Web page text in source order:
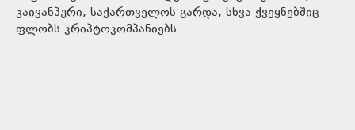
კაივანპური, საქართველოს გარდა, სხვა ქვეყნებშიც
ფლობს კრიპტოკომპანიებს.